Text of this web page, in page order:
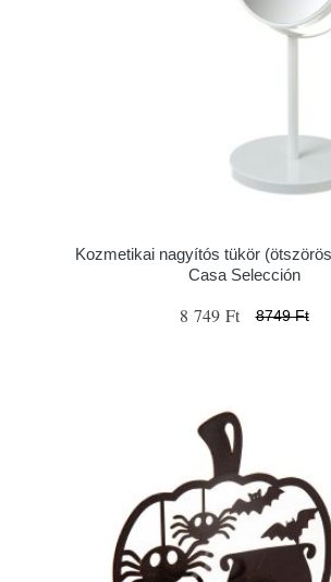
Kozmetikai nagyítós tükör
Casa Selección
8 749 Ft 8749 Ft